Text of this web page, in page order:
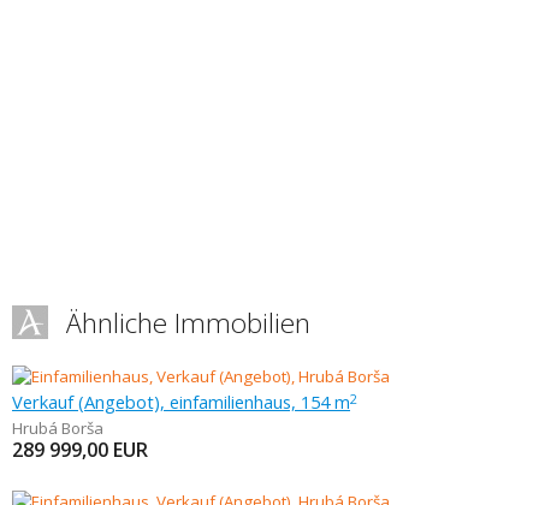
Ähnliche Immobilien
Verkauf (Angebot), einfamilienhaus, 154 m2
Hrubá Borša
289 999,00 EUR